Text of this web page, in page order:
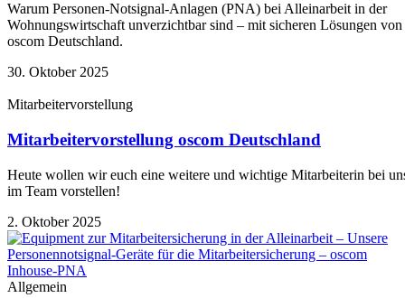
Warum Personen-Notsignal-Anlagen (PNA) bei Alleinarbeit in der
Wohnungswirtschaft unverzichtbar sind – mit sicheren Lösungen von
oscom Deutschland.
30. Oktober 2025
Mitarbeitervorstellung
Mitarbeitervorstellung oscom Deutschland
Heute wollen wir euch eine weitere und wichtige Mitarbeiterin bei
im Team vorstellen!
2. Oktober 2025
Allgemein